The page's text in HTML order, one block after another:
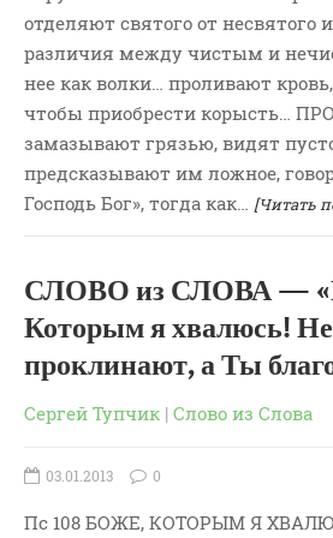
отделяют святого от несвятого
различия между чистым и
нее как волки… проливают
чтобы приобрести корысть…
замазывают грязью, видят
предсказывают им ложное,
Господь Бог», тогда как… [Читать
СЛОВО из СЛОВА —
Которым я хвалюсь!
проклинают, а Ты
Сергей Тупчик | Слово из Слова
03.01.2013 0
Пс 108 БОЖЕ, КОТОРЫМ Я